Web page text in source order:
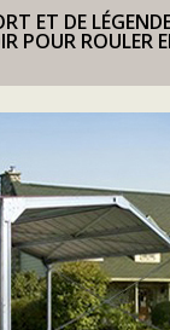
ET DE
POUR ROULER